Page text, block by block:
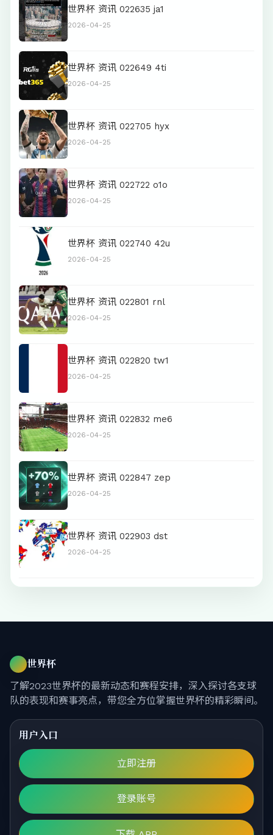
世界杯 资讯 022635 ja1
2026-04-25
世界杯 资讯 022649 4ti
2026-04-25
世界杯 资讯 022705 hyx
2026-04-25
世界杯 资讯 022722 o1o
2026-04-25
世界杯 资讯 022740 42u
2026-04-25
世界杯 资讯 022801 rnl
2026-04-25
世界杯 资讯 022820 tw1
2026-04-25
世界杯 资讯 022832 me6
2026-04-25
世界杯 资讯 022847 zep
2026-04-25
世界杯 资讯 022903 dst
2026-04-25
世界杯
了解2023世界杯的最新动态和赛程安排，深入探讨各支球
队的表现和赛事亮点，带您全方位掌握世界杯的精彩瞬间。
用户入口
立即注册
登录账号